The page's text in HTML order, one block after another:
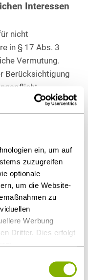
ein, um auf
zuzugreifen
optionale
um die Website-
zu
Werbung
Dritter. Dies erfolgt
Zugriffs &
Interessen
nicht
in § 17 Abs. 3
Vermutung.
Berücksichtigung
beeinträchtige
Dies sei nur
beeinträchtigt
dann die
Abfälle erfasst, für
dies tatsächlich
gewerbliche